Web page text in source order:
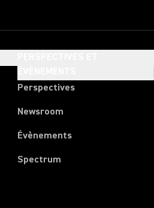
Perspectives
Newsroom
Évènements
Spectrum